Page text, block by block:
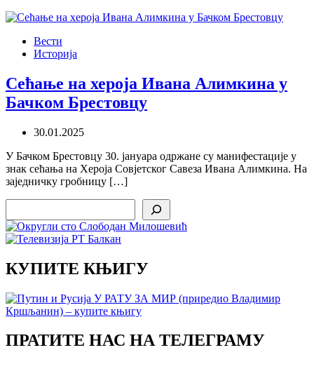
Вести
Историја
Сећање на хероја Ивана Алимкина у
Бачком Брестовцу
30.01.2025
У Бачком Брестовцу 30. јануара одржане су манифестације у
знак сећања на Хероја Совјетског Савеза Ивана Алимкина. На
заједничку гробницу […]
КУПИТЕ КЊИГУ
ПРАТИТЕ НАС НА ТЕЛЕГРАМУ